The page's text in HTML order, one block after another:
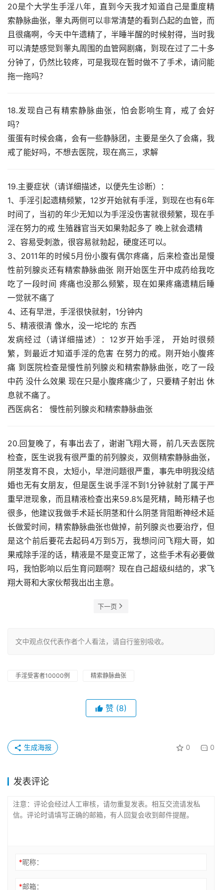
20是个大学生手淫八年，直到今天我才知道自己是重度精
索静脉曲张，睾丸两侧可以非常清楚的看到凸起的血管，而
且很痛啊，今天中午遗精了，半睡半醒的时候射得，当时我
可以清楚感觉到睾丸周围的血管网剧痛，到现在过了二十多
分钟了，仍然比较疼，可是我现在暂时做不了手术，请问能
拖一拖吗？
18.发现自己有精索静脉曲张，怕会影响生育，戒了会好
吗？
蛋蛋有时候会痛，会有一些静脉团，主要是坐久了会痛，我
戒了能好吗，不想去医院，现在高三，求解
19.主要症状（请详细描述，以便先生诊断）：
1、手淫引起遗精频繁，12岁开始就有手淫，到现在也有6年
时间了，当初的年少无知以为手淫没伤害就很频繁，现在手
淫在努力的戒 生殖器官当天如果勃起多了 晚上就会遗精
2、容易受刺激，很容易就勃起，硬度还可以。
3、2011年的时候5月份小腹有偶尔疼痛，后来检查出是慢
性前列腺炎还有精索静脉曲张 刚开始医生开中成药给我吃
吃了一段时间 疼痛也没那么频繁，现在如果疼痛遗精后睡
一觉就不痛了
4、还有早泄，手淫很快就射，1分钟内
5、精液很清 像水，没一坨坨的 东西
发病经过（请详细描述）：12岁开始手淫， 开始时很频
繁，到最近才知道手淫的危害 在努力的戒。刚开始小腹疼
痛 到医院检查是慢性前列腺炎和精索静脉曲张，吃了一段
中药 没什么效果 现在只是小腹疼痛少了，只要精子射出 休
息就不痛了。
西医病名： 慢性前列腺炎和精索静脉曲张
20.回复晚了，有事出去了，谢谢飞翔大哥，前几天去医院
检查，医生说我有很严重的前列腺炎，双侧精索静脉曲张，
阴茎发育不良，太短小，早泄问题很严重，事先申明我没结
婚也无有女朋友，但是医生说手淫不到1分钟就射了属于严
重早泄现象，而且精液检查出来59.8%是死精，畸形精子也
很多，他建议我做手术延长阴茎和什么阴茎背阻断神经术延
长做爱时间，精索静脉曲张也做掉，前列腺炎也要治疗，但
是这个前后要花去起码4万到5万，我想问问飞翔大哥，如
果戒除手淫的话，精液是不是变正常了，这些手术有必要做
吗，我怕影响以后生育问题啊？现在自己超级纠结的，求飞
翔大哥和大家伙帮我出出主意。
下一页
文中观点仅代表作者个人看法，请自行鉴别吸收。
手淫受害者10000例 精索静脉曲张
赞 (8)
0 0
生成海报
发表评论
*昵称：
*邮箱：